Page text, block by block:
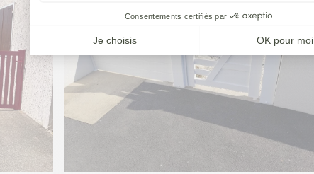
Consentements certifiés par
Je choisis OK pour moi